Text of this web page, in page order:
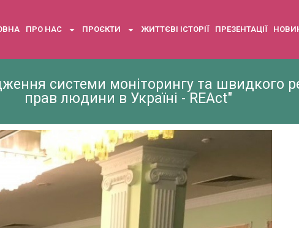
ПРО НАС ПРОЄКТИ ЖИТТЄВІ ІСТОРІЇ ПРЕЗЕНТАЦІЇ
системи моніторингу та швидкого
прав людини в Україні - REAct"